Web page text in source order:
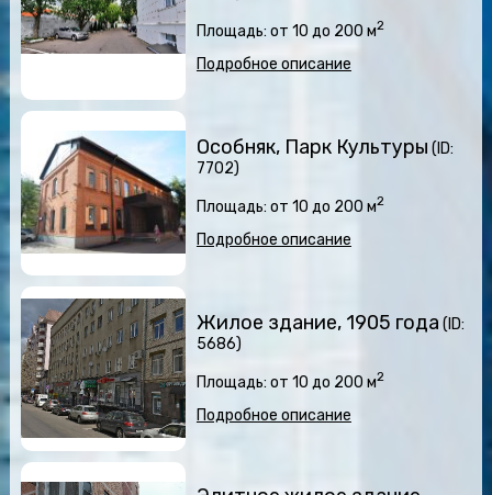
Площадь: от 10 до 200 м2
Подробное описание
Особняк, Парк Культуры (ID:
7702)
Площадь: от 10 до 200 м2
Подробное описание
Жилое здание, 1905 года (ID:
5686)
Площадь: от 10 до 200 м2
Подробное описание